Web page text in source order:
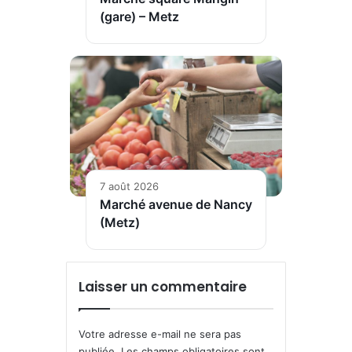
(gare) – Metz
7 août 2026
Marché avenue de Nancy
(Metz)
Laisser un commentaire
Votre adresse e-mail ne sera pas